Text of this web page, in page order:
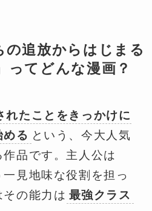
の追放からはじまる
ってどんな漫画？
れたことをきっかけに
める という、今大人気
品です。主人公は
一見地味な役割を担っ
の能力は 最強クラス